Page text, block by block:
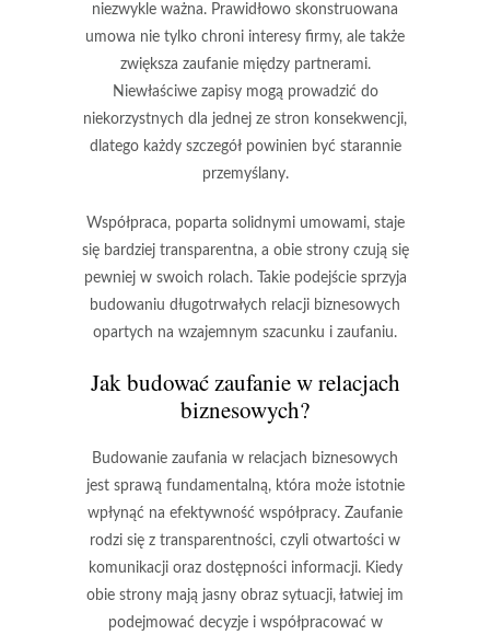
niezwykle ważna. Prawidłowo skonstruowana
umowa nie tylko chroni interesy firmy, ale także
zwiększa zaufaniemiędzy partnerami.
Niewłaściwe zapisy mogą prowadzić do
niekorzystnych dla jednej ze stron konsekwencji,
dlatego każdy szczegół powinien być starannie
przemyślany.
Współpraca, poparta solidnymi umowami, staje
się bardziej transparentna, a obie strony czują się
pewniej w swoich rolach. Takie podejście sprzyja
budowaniu długotrwałych relacji biznesowych
opartych na wzajemnym szacunku i zaufaniu.
Jak budować zaufanie w relacjach
biznesowych?
Budowanie zaufania w relacjach biznesowych
jest sprawą fundamentalną, która może istotnie
wpłynąć na efektywność współpracy. Zaufanie
rodzi się z transparentności, czyli otwartości w
komunikacji oraz dostępności informacji. Kiedy
obie strony mają jasny obraz sytuacji, łatwiej im
podejmować decyzje i współpracować w